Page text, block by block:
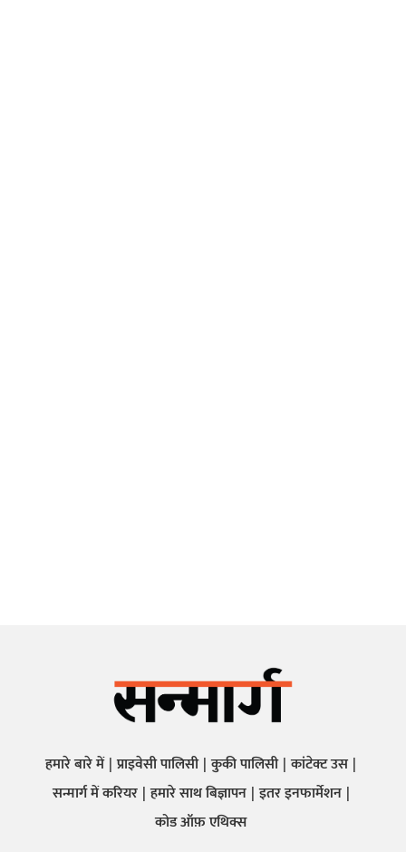
हमारे बारे में प्राइवेसी पालिसी कुकी पालिसी कांटेक्ट उस
सन्मार्ग में करियर हमारे साथ बिज्ञापन इतर इनफार्मेशन
कोड ऑफ़ एथिक्स